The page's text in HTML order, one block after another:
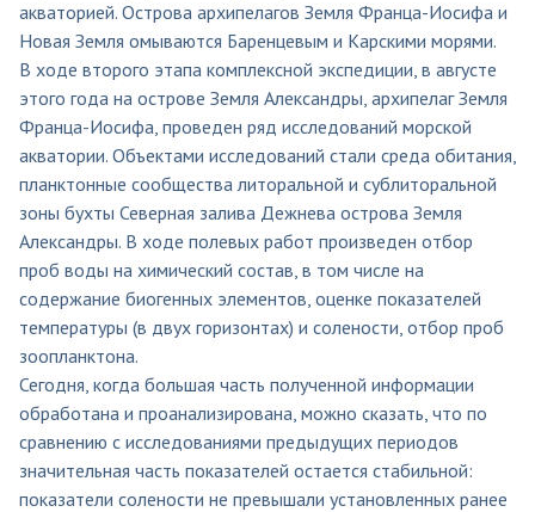
акваторией. Острова архипелагов Земля Франца-Иосифа и
Новая Земля омываются Баренцевым и Карскими морями.
В ходе второго этапа комплексной экспедиции, в августе
этого года на острове Земля Александры, архипелаг Земля
Франца-Иосифа, проведен ряд исследований морской
акватории. Объектами исследований стали среда обитания,
планктонные сообщества литоральной и сублиторальной
зоны бухты Северная залива Дежнева острова Земля
Александры. В ходе полевых работ произведен отбор
проб воды на химический состав, в том числе на
содержание биогенных элементов, оценке показателей
температуры (в двух горизонтах) и солености, отбор проб
зоопланктона.
Сегодня, когда большая часть полученной информации
обработана и проанализирована, можно сказать, что по
сравнению с исследованиями предыдущих периодов
значительная часть показателей остается стабильной:
показатели солености не превышали установленных ранее